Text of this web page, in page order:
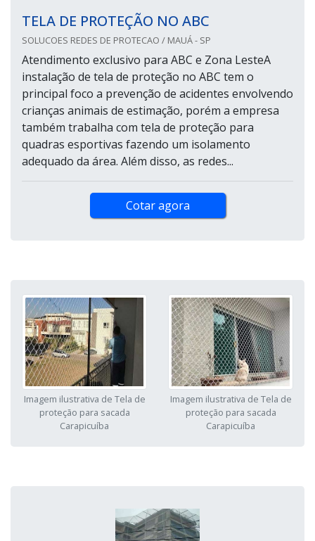
TELA DE PROTEÇÃO NO ABC
SOLUCOES REDES DE PROTECAO / MAUÁ - SP
Atendimento exclusivo para ABC e Zona LesteA
instalação de tela de proteção no ABC tem o
principal foco a prevenção de acidentes envolvendo
crianças animais de estimação, porém a empresa
também trabalha com tela de proteção para
quadras esportivas fazendo um isolamento
adequado da área. Além disso, as redes...
Cotar agora
Imagem ilustrativa de Tela de
proteção para sacada
Carapicuíba
Imagem ilustrativa de Tela de
proteção para sacada
Carapicuíba